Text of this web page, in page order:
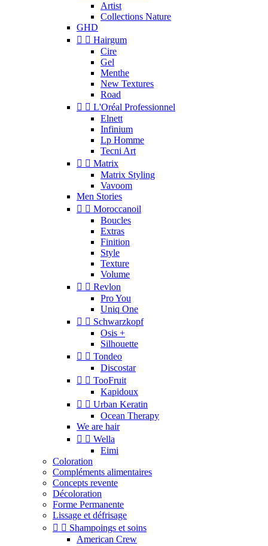
Artist
Collections Nature
GHD
  Hairgum
Cire
Gel
Menthe
New Textures
Road
  L'Oréal Professionnel
Elnett
Infinium
Lp Homme
Tecni Art
  Matrix
Matrix Styling
Vavoom
Men Stories
  Moroccanoil
Boucles
Extras
Finition
Style
Texture
Volume
  Revlon
Pro You
Uniq One
  Schwarzkopf
Osis +
Silhouette
  Tondeo
Discostar
  TooFruit
Kapidoux
  Urban Keratin
Ocean Therapy
We are hair
  Wella
Eimi
Coloration
Compléments alimentaires
Concepts revente
Décoloration
Forme Permanente
Lissage et défrisage
  Shampoings et soins
American Crew